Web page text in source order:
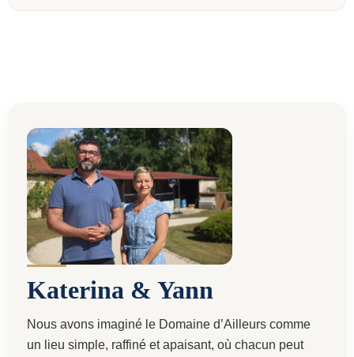
Katerina & Yann
Nous avons imaginé le Domaine d’Ailleurs comme
un lieu simple, raffiné et apaisant, où chacun peut